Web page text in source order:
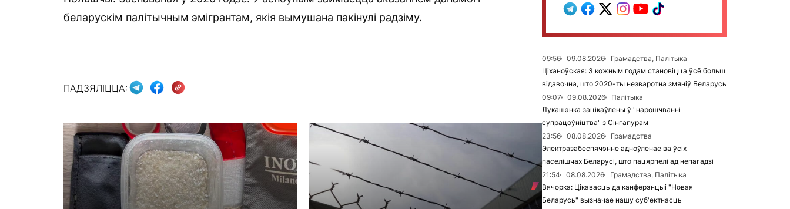
беларускім палітычным эмігрантам, якія вымушана пакінулі радзіму.
ПАДЗЯЛІЦЦА:
09:56 09.08.2026
Грамадства, Палітыка
Ціханоўская: З кожным годам становіцца ўсё больш
відавочна, што 2020-ты незваротна змяніў Беларусь
09:07
09.08.2026
Палітыка
Лукашэнка зацікаўлены ў "нарошчванні
супрацоўніцтва" з Сінгапурам
23:56
08.08.2026
Грамадства
Электразабеспячэнне адноўленае ва ўсіх
паселішчах Беларусі, што пацярпелі ад непагадзі
21:54
08.08.2026
Грамадства, Палітыка
Вячорка: Цікавасць да канферэнцыі "Новая
Беларусь" вызначае нашу суб'ектнасць